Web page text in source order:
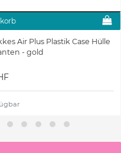
Air Plus Plastik Case Hülle
- gold